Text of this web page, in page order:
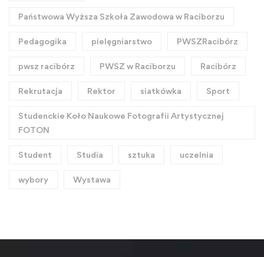
Państwowa Wyższa Szkoła Zawodowa w Raciborzu
Pedagogika pielęgniarstwo PWSZRacibórz
pwsz racibórz PWSZ w Raciborzu Racibórz
Rekrutacja Rektor siatkówka Sport
Studenckie Koło Naukowe Fotografii Artystycznej
FOTON
Student Studia sztuka uczelnia
wybory Wystawa